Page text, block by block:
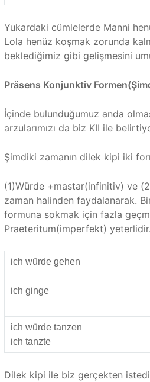
Yukardaki cümlelerde Manni
Lola henüz koşmak zorunda
beklediğimiz gibi gelişmesini
Präsens Konjunktiv
İçinde bulunduğumuz anda
arzularımızı da biz KII ile
Şimdiki zamanın dilek kipi iki
(1)Würde +mastar(infinitiv) ve
zaman halinden faydalanarak.
formuna sokmak için fazla
Praeteritum(imperfekt) yeterlidir.
ich würde gehen
ich ginge
ich würde tanzen
ich tanzte
Dilek kipi ile biz gerçekten